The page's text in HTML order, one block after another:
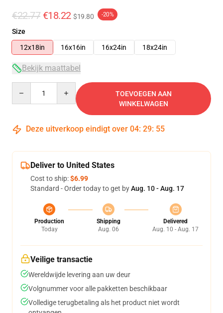
€22.77 €18.22 $19.80 -20%
Size
12x18in
16x16in 16x24in 18x24in
Bekijk maattabel
TOEVOEGEN AAN
WINKELWAGEN
Deze uitverkoop eindigt over 04: 29: 54
Deliver to United States
Cost to ship:$6.99
Standard - Order today to get byAug. 10 - Aug. 17
Production
Today
Shipping
Aug. 06
Delivered
Aug. 10 - Aug. 17
Veilige transactie
Wereldwijde levering aan uw deur
Volgnummer voor alle pakketten beschikbaar
Volledige terugbetaling als het product niet wordt